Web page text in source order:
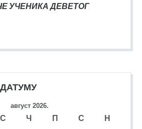
УЧЕНИКА ДЕВЕТОГ
август 2026.
С Ч П С
Н